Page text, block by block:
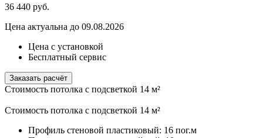
36 440 руб.
Цена актуальна до 09.08.2026
Цена с установкой
Бесплатный сервис
Заказать расчёт
Стоимость потолка с подсветкой 14 м²
Стоимость потолка с подсветкой 14 м²
Профиль стеновой пластиковый: 16 пог.м